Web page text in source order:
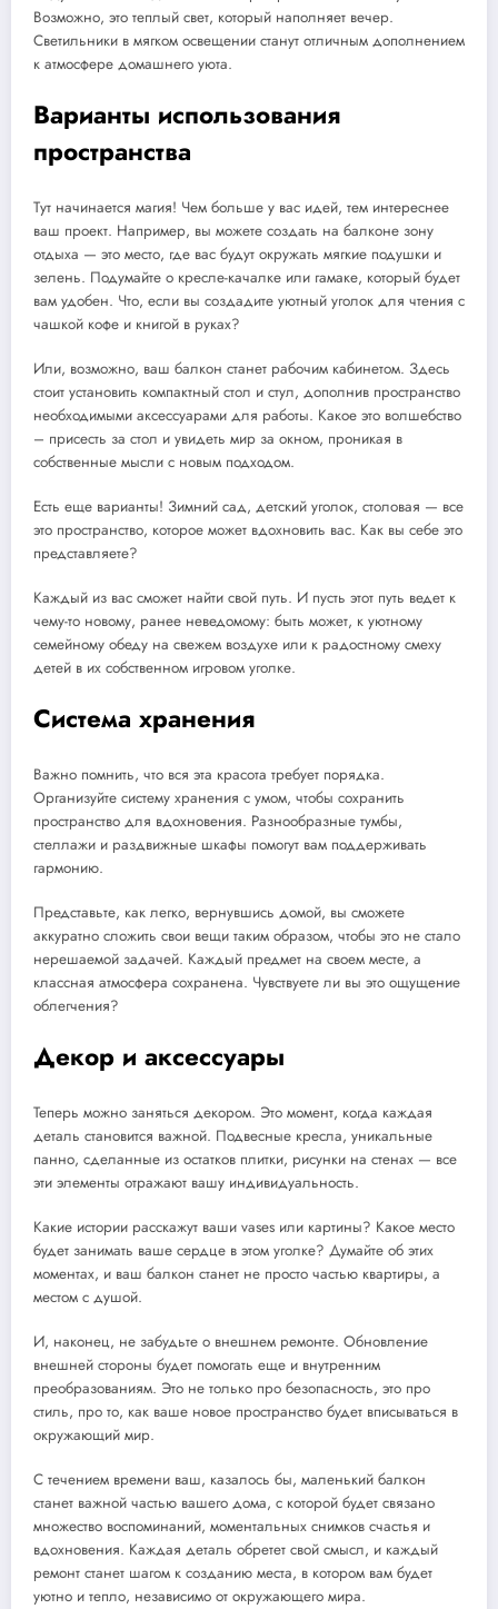
Возможно, это теплый свет, который наполняет вечер.
Светильники в мягком освещении станут отличным дополнением
к атмосфере домашнего уюта.
Варианты использования
пространства
Тут начинается магия! Чем больше у вас идей, тем интереснее
ваш проект. Например, вы можете создать на балконе зону
отдыха — это место, где вас будут окружать мягкие подушки и
зелень. Подумайте о кресле-качалке или гамаке, который будет
вам удобен. Что, если вы создадите уютный уголок для чтения с
чашкой кофе и книгой в руках?
Или, возможно, ваш балкон станет рабочим кабинетом. Здесь
стоит установить компактный стол и стул, дополнив пространство
необходимыми аксессуарами для работы. Какое это волшебство
– присесть за стол и увидеть мир за окном, проникая в
собственные мысли с новым подходом.
Есть еще варианты! Зимний сад, детский уголок, столовая — все
это пространство, которое может вдохновить вас. Как вы себе это
представляете?
Каждый из вас сможет найти свой путь. И пусть этот путь ведет к
чему-то новому, ранее неведомому: быть может, к уютному
семейному обеду на свежем воздухе или к радостному смеху
детей в их собственном игровом уголке.
Система хранения
Важно помнить, что вся эта красота требует порядка.
Организуйте систему хранения с умом, чтобы сохранить
пространство для вдохновения. Разнообразные тумбы,
стеллажи и раздвижные шкафы помогут вам поддерживать
гармонию.
Представьте, как легко, вернувшись домой, вы сможете
аккуратно сложить свои вещи таким образом, чтобы это не стало
нерешаемой задачей. Каждый предмет на своем месте, а
классная атмосфера сохранена. Чувствуете ли вы это ощущение
облегчения?
Декор и аксессуары
Теперь можно заняться декором. Это момент, когда каждая
деталь становится важной. Подвесные кресла, уникальные
панно, сделанные из остатков плитки, рисунки на стенах — все
эти элементы отражают вашу индивидуальность.
Какие истории расскажут ваши vases или картины? Какое место
будет занимать ваше сердце в этом уголке? Думайте об этих
моментах, и ваш балкон станет не просто частью квартиры, а
местом с душой.
И, наконец, не забудьте о внешнем ремонте. Обновление
внешней стороны будет помогать еще и внутренним
преобразованиям. Это не только про безопасность, это про
стиль, про то, как ваше новое пространство будет вписываться в
окружающий мир.
С течением времени ваш, казалось бы, маленький балкон
станет важной частью вашего дома, с которой будет связано
множество воспоминаний, моментальных снимков счастья и
вдохновения. Каждая деталь обретет свой смысл, и каждый
ремонт станет шагом к созданию места, в котором вам будет
уютно и тепло, независимо от окружающего мира.